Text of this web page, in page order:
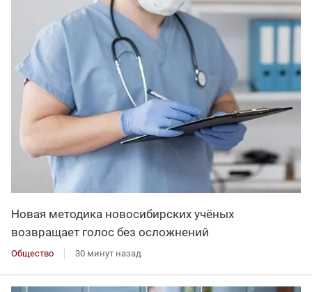
Новая методика новосибирских учёных
возвращает голос без осложнений
Общество 30 минут назад